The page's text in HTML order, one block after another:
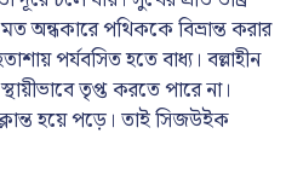
অন্ধকারে পথিককে বিভ্রান্ত করার
পর্যবসিত হতে বাধ্য। বল্লাহীন
তৃপ্ত করতে পারে না।
হয়ে পড়ে। তাই সিজউইক